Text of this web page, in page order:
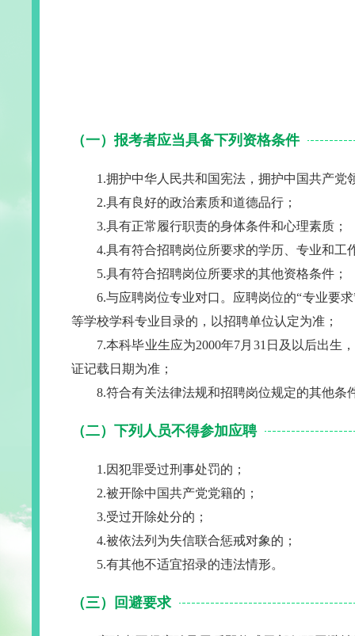
（一）报考者应当具备下列资格条件
1.拥护中华人民共和国宪法，拥护中国共产党
2.具有良好的政治素质和道德品行；
3.具有正常履行职责的身体条件和心理素质；
4.具有符合招聘岗位所要求的学历、专业和工
5.具有符合招聘岗位所要求的其他资格条件；
6.与应聘岗位专业对口。应聘岗位的“专业要
等学校学科专业目录的，以招聘单位认定为准；
7.本科毕业生应为2000年7月31日及以后出生
证记载日期为准；
8.符合有关法律法规和招聘岗位规定的其他条
（二）下列人员不得参加应聘
1.因犯罪受过刑事处罚的；
2.被开除中国共产党党籍的；
3.受过开除处分的；
4.被依法列为失信联合惩戒对象的；
5.有其他不适宜招录的违法情形。
（三）回避要求